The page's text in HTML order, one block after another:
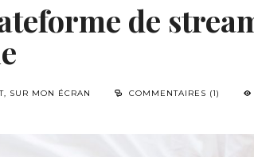
de
, SUR MON ÉCRAN COMMENTAIRES (1)